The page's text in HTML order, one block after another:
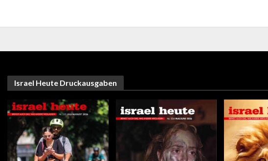
Israel Heute Druckausgaben